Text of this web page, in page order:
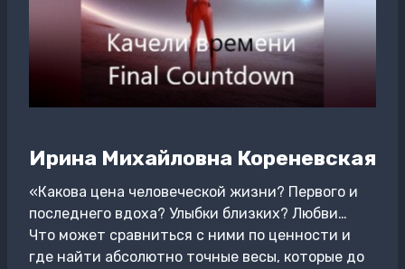
Ирина Михайловна Кореневская
«Какова цена человеческой жизни? Первого и
последнего вдоха? Улыбки близких? Любви…
Что может сравниться с ними по ценности и
где найти абсолютно точные весы, которые до